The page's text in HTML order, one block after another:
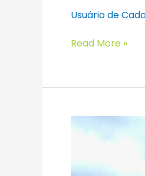
Usuário de
Read More »
Absoluto
Traíra